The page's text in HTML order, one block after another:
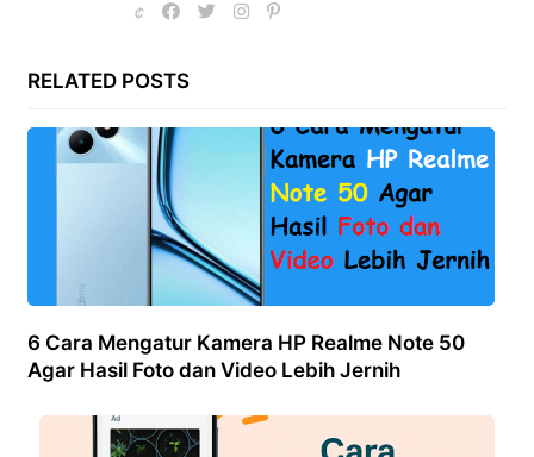
RELATED POSTS
6 Cara Mengatur Kamera HP Realme Note 50
Agar Hasil Foto dan Video Lebih Jernih